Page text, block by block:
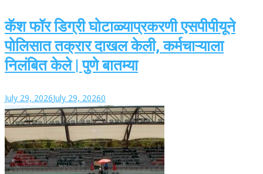
कॅश फॉर डिग्री घोटाळ्याप्रकरणी एसपीपीयूने
पोलिसात तक्रार दाखल केली, कर्मचाऱ्याला
निलंबित केले | पुणे बातम्या
July 29, 2026July 29, 20260